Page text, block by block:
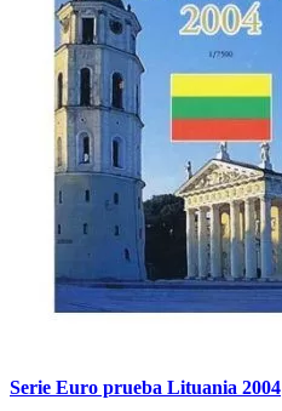
Serie Euro prueba Lituania 2004